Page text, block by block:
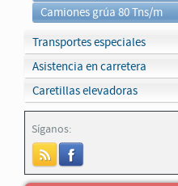
Camiones grúa 80 Tns/m
Transportes especiales
Asistencia en carretera
Caretillas elevadoras
Síganos: